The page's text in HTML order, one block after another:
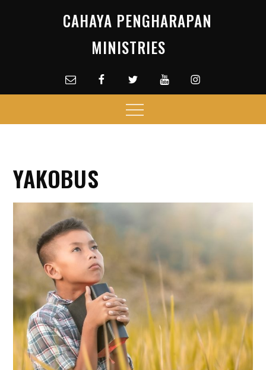
CAHAYA PENGHARAPAN
MINISTRIES
Email facebookTwitterYoutubeInstagram
Menu
YAKOBUS